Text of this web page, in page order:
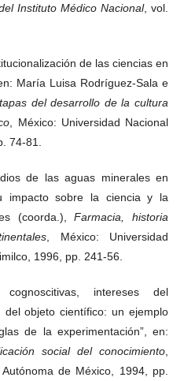
Instituto Médico Nacional, vol.
de las ciencias en
María Luisa Rodríguez-Sala e
del desarrollo de la cultura
, México: Universidad Nacional
74-81.
de las aguas minerales en
impacto sobre la ciencia y la
(coorda.),Farmacia, historia
, México: Universidad
1996, pp. 241-56.
intereses del
objeto científico: un ejemplo
de la experimentación”, en:
social del conocimiento
de México, 1994, pp.